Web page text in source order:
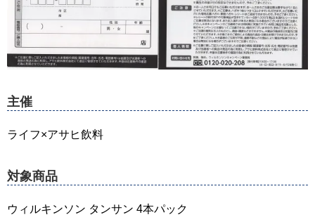
主催
ライフ×アサヒ飲料
対象商品
ウィルキンソン タンサン 4本パック